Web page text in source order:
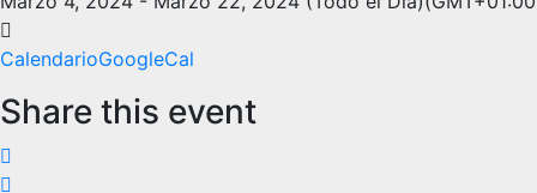
CalendarioGoogleCal
Share this event